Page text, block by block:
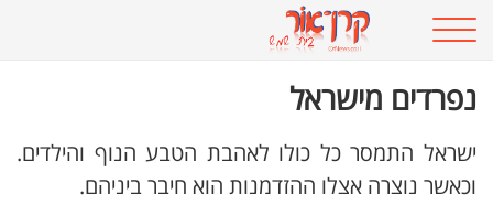
נפרדים מישראל
ישראל התמסר כל כולו לאהבת הטבע הנוף והילדים.
וכאשר נוצרה אצלו ההזדמנות הוא חיבר ביניהם.